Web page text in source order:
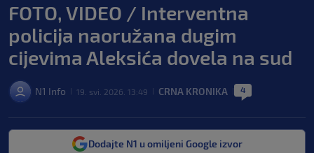
FOTO, VIDEO / Interventna
policija naoružana dugim
cijevima Aleksića dovela na sud
N1 Info 19. svi. 2026. 13:49 CRNA KRONIKA 4
Dodajte N1 u omiljeni Google izvor